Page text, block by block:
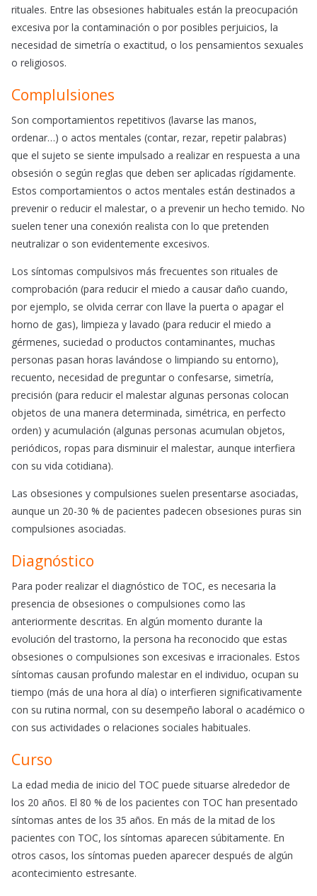
rituales. Entre las obsesiones habituales están la preocupación
excesiva por la contaminación o por posibles perjuicios, la
necesidad de simetría o exactitud, o los pensamientos sexuales
o religiosos.
Complulsiones
Son comportamientos repetitivos (lavarse las manos,
ordenar…) o actos mentales (contar, rezar, repetir palabras)
que el sujeto se siente impulsado a realizar en respuesta a una
obsesión o según reglas que deben ser aplicadas rígidamente.
Estos comportamientos o actos mentales están destinados a
prevenir o reducir el malestar, o a prevenir un hecho temido. No
suelen tener una conexión realista con lo que pretenden
neutralizar o son evidentemente excesivos.
Los síntomas compulsivos más frecuentes son rituales de
comprobación (para reducir el miedo a causar daño cuando,
por ejemplo, se olvida cerrar con llave la puerta o apagar el
horno de gas), limpieza y lavado (para reducir el miedo a
gérmenes, suciedad o productos contaminantes, muchas
personas pasan horas lavándose o limpiando su entorno),
recuento, necesidad de preguntar o confesarse, simetría,
precisión (para reducir el malestar algunas personas colocan
objetos de una manera determinada, simétrica, en perfecto
orden) y acumulación (algunas personas acumulan objetos,
periódicos, ropas para disminuir el malestar, aunque interfiera
con su vida cotidiana).
Las obsesiones y compulsiones suelen presentarse asociadas,
aunque un 20-30 % de pacientes padecen obsesiones puras sin
compulsiones asociadas.
Diagnóstico
Para poder realizar el diagnóstico de TOC, es necesaria la
presencia de obsesiones o compulsiones como las
anteriormente descritas. En algún momento durante la
evolución del trastorno, la persona ha reconocido que estas
obsesiones o compulsiones son excesivas e irracionales. Estos
síntomas causan profundo malestar en el individuo, ocupan su
tiempo (más de una hora al día) o interfieren significativamente
con su rutina normal, con su desempeño laboral o académico o
con sus actividades o relaciones sociales habituales.
Curso
La edad media de inicio del TOC puede situarse alrededor de
los 20 años. El 80 % de los pacientes con TOC han presentado
síntomas antes de los 35 años. En más de la mitad de los
pacientes con TOC, los síntomas aparecen súbitamente. En
otros casos, los síntomas pueden aparecer después de algún
acontecimiento estresante.